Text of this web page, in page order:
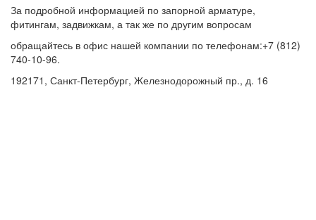
За подробной информацией по запорной арматуре,
фитингам, задвижкам, а так же по другим вопросам
обращайтесь в офис нашей компании по телефонам:+7 (812)
740-10-96.
192171, Санкт-Петербург, Железнодорожный пр., д. 16